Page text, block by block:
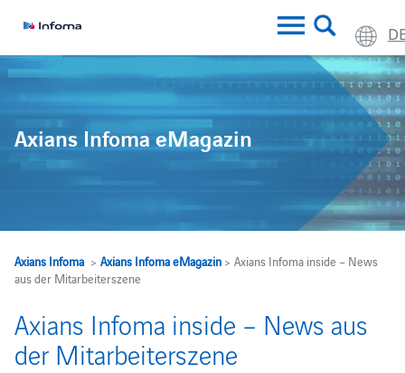
Axians Infoma eMagazin
Axians Infoma> Axians Infoma eMagazin> Axians Infoma inside – News
aus der Mitarbeiterszene
Axians Infoma inside – News aus
der Mitarbeiterszene